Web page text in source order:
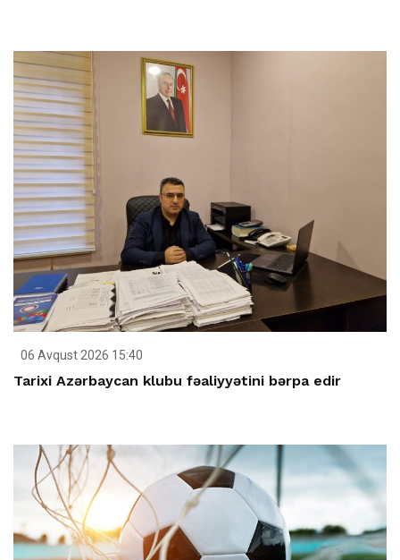
06 Avqust 2026 15:40
Tarixi Azərbaycan klubu fəaliyyətini bərpa edir